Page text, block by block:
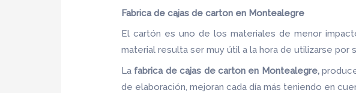
Fabrica de cajas de carton en Montealegre
El cartón es uno de los materiales de menor
material resulta ser muy útil a la hora de utilizarse por
La fabrica de cajas de carton en Montealegre,
de elaboración, mejoran cada día más teniendo en